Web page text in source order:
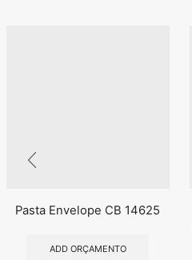
Pasta Envelope CB 14625
ADD ORÇAMENTO